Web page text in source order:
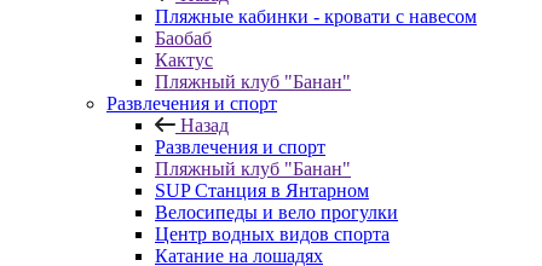
Пляжные кабинки - кровати с навесом
Баобаб
Кактус
Пляжный клуб "Банан"
Развлечения и спорт
Назад
Развлечения и спорт
Пляжный клуб "Банан"
SUP Станция в Янтарном
Велосипеды и вело прогулки
Центр водных видов спорта
Катание на лошадях